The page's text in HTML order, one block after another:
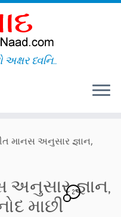
ધ્વનિ..
માનસ અનુસાર જ્ઞાન,
અનુસાર જ્ઞાન,
માછી
2